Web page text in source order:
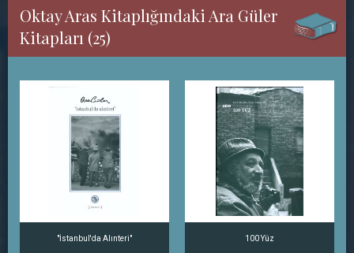
Oktay Aras Kitaplığındaki Ara Güler
Kitapları (25)
"İstanbul'da Alınteri" 100 Yüz